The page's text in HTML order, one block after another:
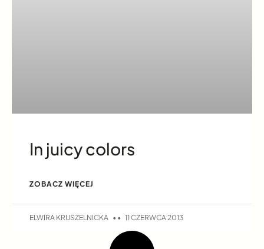
In juicy colors
ZOBACZ WIĘCEJ
ELWIRA KRUSZELNICKA 11 CZERWCA 2013